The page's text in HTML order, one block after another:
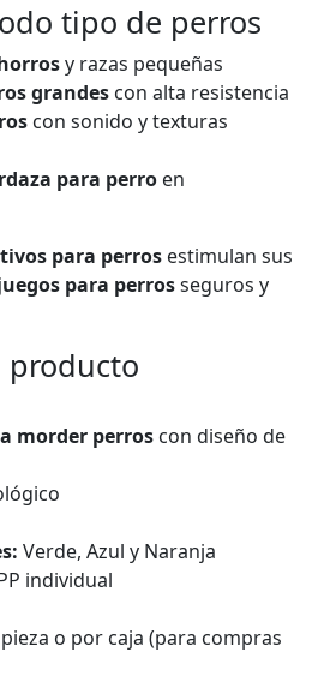
tipo de perros
y razas pequeñas
grandes con alta resistencia
con sonido y texturas
para perro en
para perros estimulan sus
para perrosseguros y
producto
morder perros con diseño de
Verde, Azul y Naranja
individual
o por caja (para compras